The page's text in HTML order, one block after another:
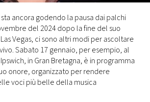
ancora godendo la pausa dai palchi
del 2024 dopo la fine del suo
Vegas, ci sono altri modi per ascoltare
Sabato 17 gennaio, per esempio, al
in Gran Bretagna, è in programma
onore, organizzato per rendere
voci più belle della musica